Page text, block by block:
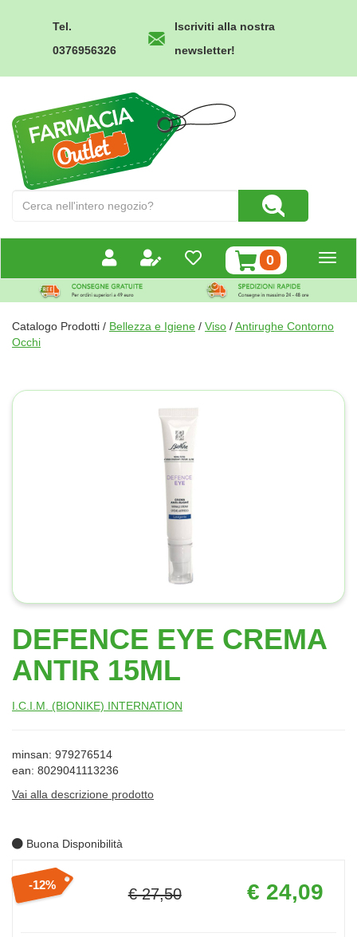
Tel.
0376956326
Iscriviti alla nostra
newsletter!
Outlet
Prodotto
Cerca Prodotto
0prodotti
inseriti
Catalogo Prodotti / Bellezza e Igiene / Viso /Antirughe Contorno
Occhi
DEFENCE EYE CREMA
ANTIR 15ML
I.C.I.M. (BIONIKE) INTERNATION
minsan: 979276514
ean: 8029041113236
Vai alla descrizione prodotto
Buona Disponibilità
Sconto
12%
€ 27,50
Prezzo
scontato
€ 24,09